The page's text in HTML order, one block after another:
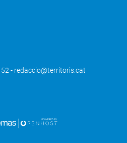
- redaccio@territoris.cat